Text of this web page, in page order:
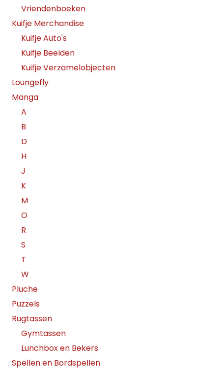
Vriendenboeken
Kuifje Merchandise
Kuifje Auto's
Kuifje Beelden
Kuifje Verzamelobjecten
Loungefly
Manga
A
B
D
H
J
K
M
O
R
S
T
W
Pluche
Puzzels
Rugtassen
Gymtassen
Lunchbox en Bekers
Spellen en Bordspellen